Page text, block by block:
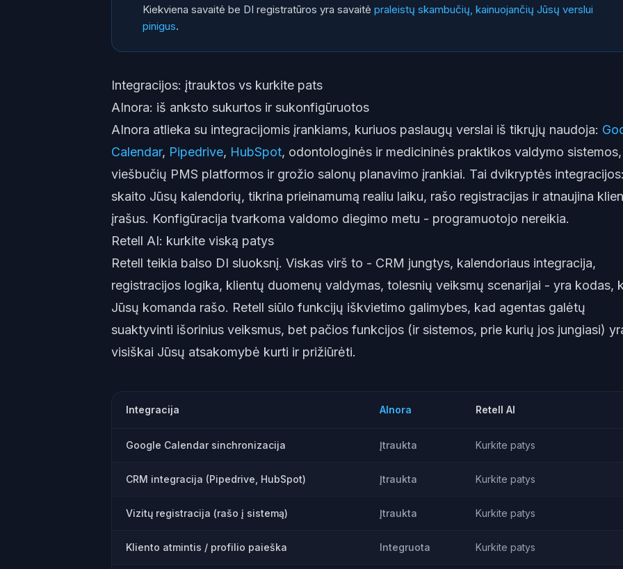
Kiekviena savaitė be DI registratūros yra savaitė praleistų skambučių, kainuojančių Jūsų verslui
pinigus.
Integracijos: įtrauktos vs kurkite pats
AInora: iš anksto sukurtos ir sukonfigūruotos
AInora atlieka su integracijomis įrankiams, kuriuos paslaugų verslai iš tikrųjų naudoja:
Calendar, Pipedrive, HubSpot, odontologinės ir medicininės praktikos valdymo sistemos,
viešbučių PMS platformos ir grožio salonų planavimo įrankiai. Tai dvikryptės
skaito Jūsų kalendorių, tikrina prieinamumą realiu laiku, rašo registracijas ir atnaujina
įrašus. Konfigūracija tvarkoma valdomo diegimo metu - programuotojo nereikia.
Retell AI: kurkite viską patys
Retell teikia balso DI sluoksnį. Viskas virš to - CRM jungtys, kalendoriaus integracija,
registracijos logika, klientų duomenų valdymas, tolesnių veiksmų scenarijai - yra kodas,
Jūsų komanda rašo. Retell siūlo funkcijų iškvietimo galimybes, kad agentas galėtų
suaktyvinti išorinius veiksmus, bet pačios funkcijos (ir sistemos, prie kurių jos jungiasi)
visiškai Jūsų atsakomybė kurti ir prižiūrėti.
Integracija AInora Retell AI
Google Calendar sinchronizacija Įtraukta Kurkite patys
CRM integracija (Pipedrive, HubSpot) Įtraukta Kurkite patys
Vizitų registracija (rašo į sistemą) Įtraukta Kurkite patys
Kliento atmintis / profilio paieška Integruota Kurkite patys